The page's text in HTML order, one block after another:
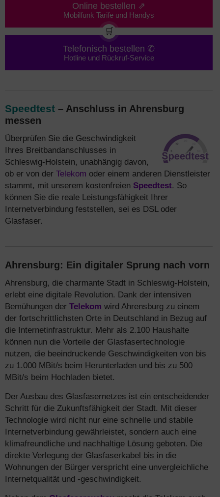
Online bestellen ⇗
Mobilfunk Tarife und Handys
🛒
Telefonisch bestellen ✆
Hotline und Rückruf-Service
Speedtest – Anschluss in Ahrensburg
messen
Überprüfen Sie die Geschwindigkeit
Ihres Breitbandanschlusses in
Schleswig-Holstein, unabhängig davon,
ob er von der Telekom oder einem anderen Dienstleister
stammt, mit unserem kostenfreien Speedtest. So
können Sie die reale Leistungsfähigkeit Ihrer
Internetverbindung feststellen, sei es DSL oder
Glasfaser.
Ahrensburg: Ein digitaler Sprung nach vorn
Ahrensburg, die charmante Stadt in Schleswig-Holstein,
erlebt eine digitale Revolution. Dank der intensiven
Bemühungen der Telekom wird Ahrensburg zu einem
der fortschrittlichsten Orte in Deutschland in Bezug auf
die Internetinfrastruktur. Mehr als 2.100 Haushalte
können nun die Vorteile der Glasfasertechnologie
nutzen, die beeindruckende Geschwindigkeiten von bis
zu 1.000 MBit/s beim Herunterladen und bis zu 500
MBit/s beim Hochladen bietet.
Der Ausbau des Glasfasernetzes ist ein entscheidender
Schritt für die Zukunftsfähigkeit der Stadt. Mit dieser
Technologie wird nicht nur eine schnelle und stabile
Internetverbindung gewährleistet, sondern auch eine
klimafreundliche und nachhaltige Lösung geboten. Die
direkte Verlegung der Glasfaserkabel bis in die
Wohnungen der Bürger verspricht eine unvergleichliche
Internetqualität und -geschwindigkeit.